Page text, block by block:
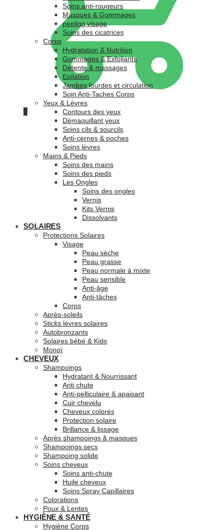
0
Soins anti-rougeurs
Masques & Gommages
peeling visage
Soins des cicatrices
Corps
Hydratation & Nutrition
Gommages & Exfoliants
Détente & massages
Epilation
Jambes lourdes et circulation
Soin Anti-Taches Corps
Yeux & Lèvres
Contours des yeux
Démaquillant yeux
Soins cils & sourcils
Anti-cernes & poches
Soins lèvres
Mains & Pieds
Soins des mains
Soins des pieds
Les Ongles
Soins des ongles
Vernis
Kits Vernis
Dissolvants
SOLAIRES
Protections Solaires
Visage
Peau sèche
Peau grasse
Peau normale à mixte
Peau sensible
Anti-âge
Anti-tâches
Corps
Après-soleils
Sticks lèvres solaires
Autobronzants
Solaires bébé & Kids
Monoï
CHEVEUX
Shampoings
Hydratant & Nourrissant
Anti chute
Anti-pelliculaire & apaisant
Cuir chevelu
Cheveux colorés
Protection solaire
Brillance & lissage
Après shampoings & masques
Shampoings secs
Shampoing solide
Soins cheveux
Soins anti-chute
Huile cheveux
Soins Spray Capillaires
Colorations
Poux & Lentes
HYGIÈNE & SANTÉ
Hygiène Corps